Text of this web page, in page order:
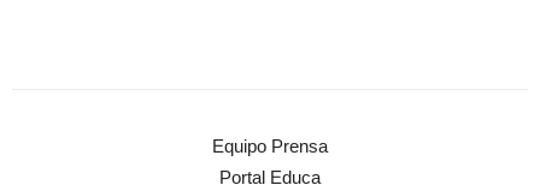
Equipo Prensa
Portal Educa